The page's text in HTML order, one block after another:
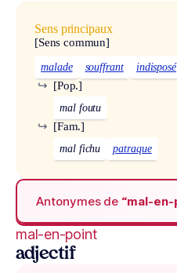
Sens principaux
[Sens commun]
malade souffrant indisposé
[Pop.]
↪
mal foutu
[Fam.]
↪
mal fichu patraque
Antonymes de “mal-en-
mal-en-point
adjectif